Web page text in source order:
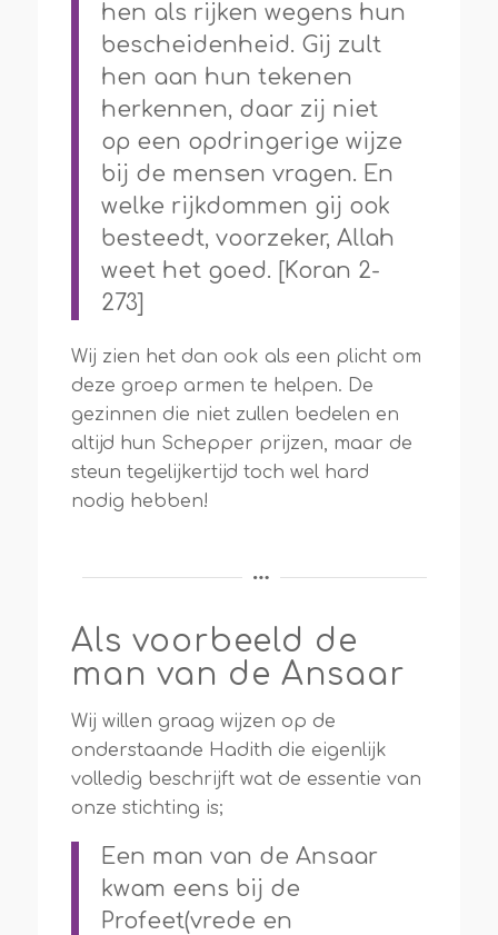
hen als rijken wegens hun
bescheidenheid. Gij zult
hen aan hun tekenen
herkennen, daar zij niet
op een opdringerige wijze
bij de mensen vragen. En
welke rijkdommen gij ook
besteedt, voorzeker, Allah
weet het goed. [Koran 2-
273]
Wij zien het dan ook als een plicht om
deze groep armen te helpen. De
gezinnen die niet zullen bedelen en
altijd hun Schepper prijzen, maar de
steun tegelijkertijd toch wel hard
nodig hebben!
Als voorbeeld de
man van de Ansaar
Wij willen graag wijzen op de
onderstaande Hadith die eigenlijk
volledig beschrijft wat de essentie van
onze stichting is;
Een man van de Ansaar
kwam eens bij de
Profeet(vrede en